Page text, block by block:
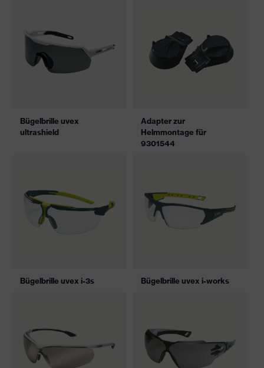
Bügelbrille uvex
ultrashield
Adapter zur
Helmmontage für
9301544
Bügelbrille uvex i-3s Bügelbrille uvex i-works